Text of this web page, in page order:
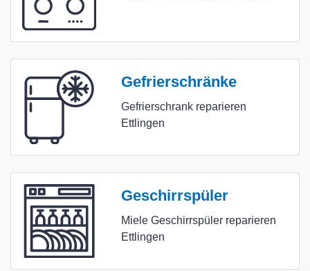
Gefrierschränke
Gefrierschrank reparieren
Ettlingen
Geschirrspüler
Miele Geschirrspüler reparieren
Ettlingen